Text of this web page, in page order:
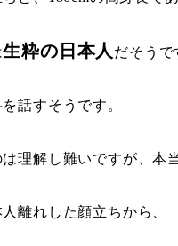
生粋の日本人 だそうで
話すそうです。
理解し難いですが、本
離れした顔立ちから、